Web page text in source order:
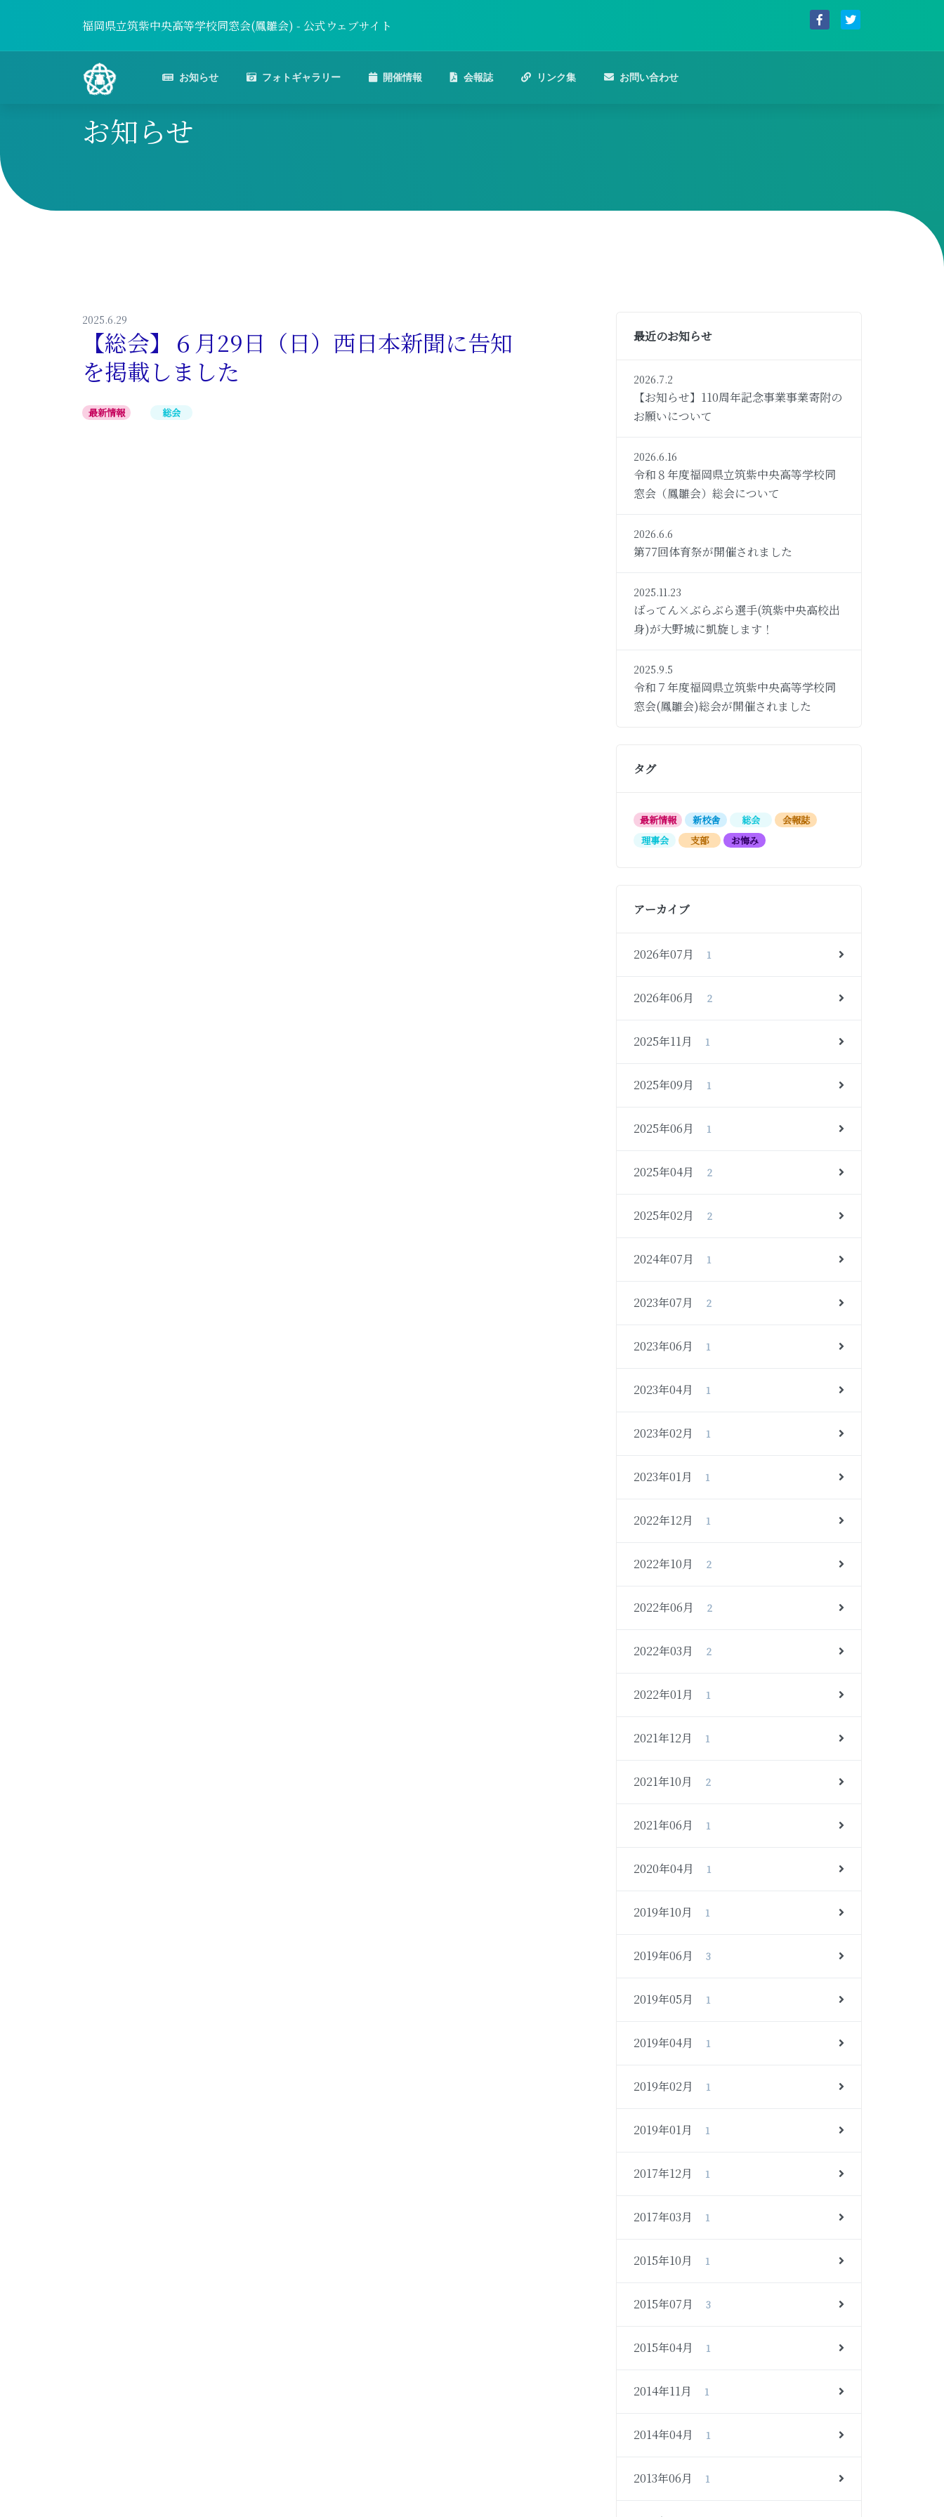
福岡県立筑紫中央高等学校同窓会(鳳雛会) - 公式ウェブサイト
お知らせ フォトギャラリー 開催情報 会報誌 リンク集 お問い合わせ
お知らせ
2025.6.29
【総会】６月29日（日）西日本新聞に告知
を掲載しました
最新情報 総会
最近のお知らせ
2026.7.2
【お知らせ】110周年記念事業事業寄附の
お願いについて
2026.6.16
令和８年度福岡県立筑紫中央高等学校同
窓会（鳳雛会）総会について
2026.6.6
第77回体育祭が開催されました
2025.11.23
ばってん×ぶらぶら選手(筑紫中央高校出
身)が大野城に凱旋します！
2025.9.5
令和７年度福岡県立筑紫中央高等学校同
窓会(鳳雛会)総会が開催されました
タグ
最新情報 新校舎 総会
会報誌
理事会
支部 お悔み
アーカイブ
2026年07月 1
2026年06月 2
2025年11月 1
2025年09月 1
2025年06月 1
2025年04月 2
2025年02月 2
2024年07月 1
2023年07月 2
2023年06月 1
2023年04月 1
2023年02月 1
2023年01月 1
2022年12月 1
2022年10月 2
2022年06月 2
2022年03月 2
2022年01月 1
2021年12月 1
2021年10月 2
2021年06月 1
2020年04月 1
2019年10月 1
2019年06月 3
2019年05月 1
2019年04月 1
2019年02月 1
2019年01月 1
2017年12月 1
2017年03月 1
2015年10月 1
2015年07月 3
2015年04月 1
2014年11月 1
2014年04月 1
2013年06月 1